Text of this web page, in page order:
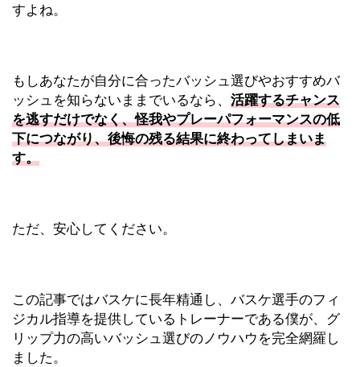
すよね。
もしあなたが自分に合ったバッシュ選びやおすすめバ
ッシュを知らないままでいるなら、 活躍するチャンス
を逃すだけでなく、怪我やプレーパフォーマンスの低
下につながり、後悔の残る結果に終わってしまいま
す。
ただ、安心してください。
この記事ではバスケに長年精通し、バスケ選手のフィ
ジカル指導を提供しているトレーナーである僕が、グ
リップ力の高いバッシュ選びのノウハウを完全網羅し
ました。